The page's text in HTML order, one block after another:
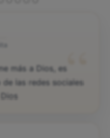
“
más a Dios, es
las redes sociales